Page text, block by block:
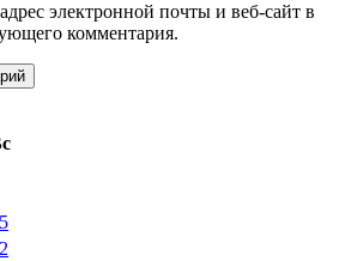
электронной почты и веб-сайт в
комментария.